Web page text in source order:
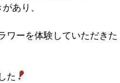
あり、
ワーを体験していただきた
た